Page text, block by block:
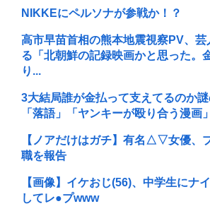
NIKKEにペルソナが参戦か！？
高市早苗首相の熊本地震視察PV、
る「北朝鮮の記録映画かと思った。
り...
3大結局誰が金払って支えてるのか
「落語」「ヤンキーが殴り合う漫画
【ノアだけはガチ】有名△▽女優、
職を報告
【画像】イケおじ(56)、中学生にナ
してレ●プwww